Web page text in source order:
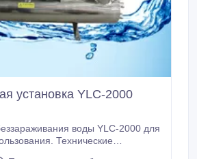
установка YLC-2000
воды YLC-2000 для
Технические